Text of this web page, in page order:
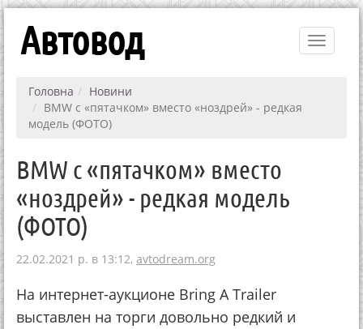
Toggle
Автовод
Головна
Новини
BMW с «пятачком» вместо «ноздрей» - редкая
модель (ФОТО)
BMW с «пятачком» вместо
«ноздрей» - редкая модель
(ФОТО)
22.02.2021 р. в 13:12, avtodream.org
На интернет-аукционе Bring A Trailer
выставлен на торги довольно редкий и